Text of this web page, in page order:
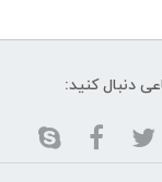
دنبال کنید: